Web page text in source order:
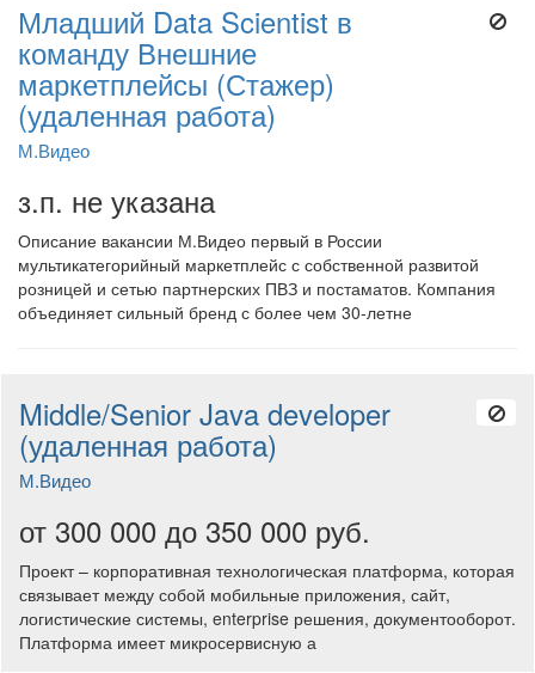
Младший Data Scientist в
команду Внешние
маркетплейсы (Стажер)
(удаленная работа)
М.Видео
з.п. не указана
Описание вакансии М.Видео первый в России
мультикатегорийный маркетплейс с собственной развитой
розницей и сетью партнерских ПВЗ и постаматов. Компания
объединяет сильный бренд с более чем 30-летне
Middle/Senior Java developer
(удаленная работа)
М.Видео
от 300 000 до 350 000 руб.
Проект – корпоративная технологическая платформа, которая
связывает между собой мобильные приложения, сайт,
логистические системы, enterprise решения, документооборот.
Платформа имеет микросервисную а